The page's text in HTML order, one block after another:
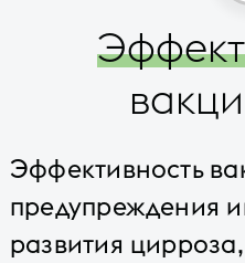
Эффективность
предупреждения
развития